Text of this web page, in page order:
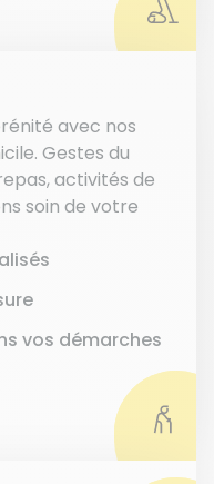
avec nos
Gestes du
activités de
soin de votre
vos démarches